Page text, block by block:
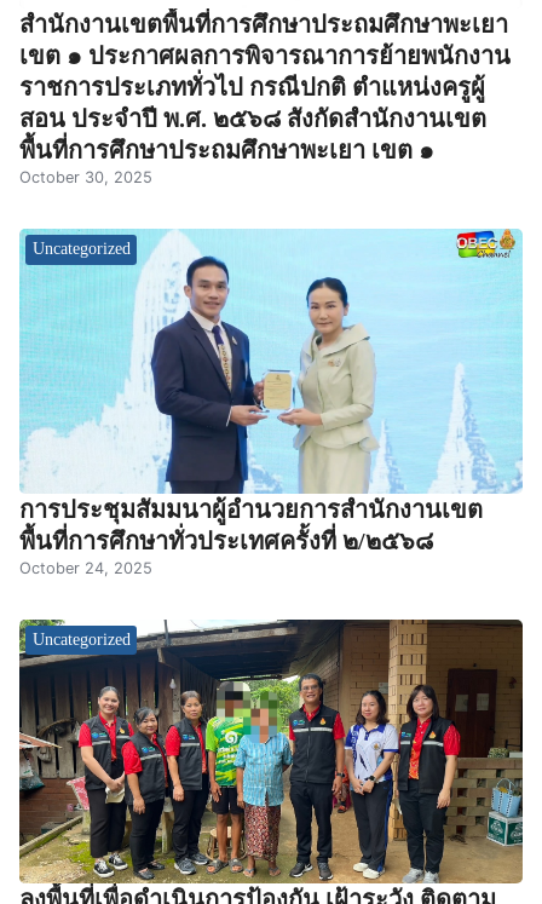
สำนักงานเขตพื้นที่การศึกษาประถมศึกษาพะเยา
เขต ๑ ประกาศผลการพิจารณาการย้ายพนักงาน
ราชการประเภททั่วไป กรณีปกติ ตำแหน่งครูผู้
สอน ประจำปี พ.ศ. ๒๕๖๘ สังกัดสำนักงานเขต
พื้นที่การศึกษาประถมศึกษาพะเยา เขต ๑
October 30, 2025
Uncategorized
การประชุมสัมมนาผู้อำนวยการสำนักงานเขต
พื้นที่การศึกษาทั่วประเทศครั้งที่ ๒/๒๕๖๘
October 24, 2025
Uncategorized